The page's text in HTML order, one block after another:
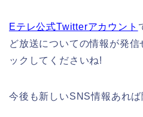
Eテレ公式Twitterアカウント
ど放送についての情報が発信
ックしてくださいね!
今後も新しいSNS情報あれば